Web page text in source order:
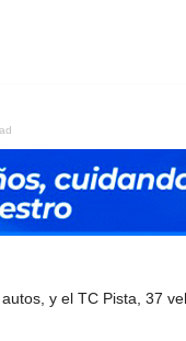
y el TC Pista, 37